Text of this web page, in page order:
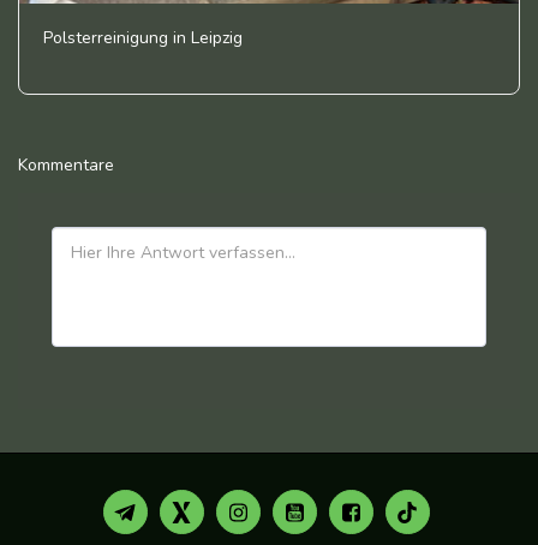
Polsterreinigung in Leipzig
Kommentare